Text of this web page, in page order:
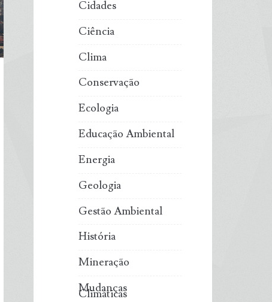
Cidades
Ciência
Clima
Conservação
Ecologia
Educação Ambiental
Energia
Geologia
Gestão Ambiental
História
Mineração
Mudanças
Climáticas